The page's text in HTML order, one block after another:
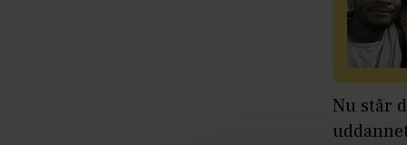
Nu står